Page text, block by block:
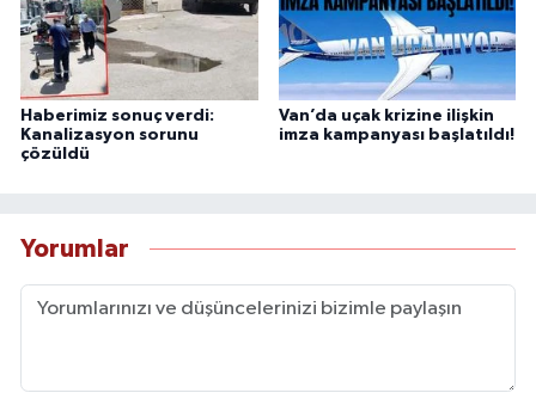
Haberimiz sonuç verdi:
Kanalizasyon sorunu
çözüldü
Van’da uçak krizine ilişkin
imza kampanyası başlatıldı!
Yorumlar